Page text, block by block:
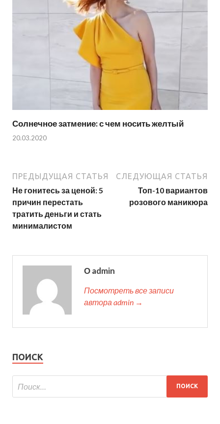
Солнечное затмение: с чем носить желтый
20.03.2020
ПРЕДЫДУЩАЯ СТАТЬЯ
Не гонитесь за ценой: 5
причин перестать
тратить деньги и стать
минималистом
СЛЕДУЮЩАЯ СТАТЬЯ
Топ-10 вариантов
розового маникюра
О admin
Посмотреть все записи
автора admin →
ПОИСК